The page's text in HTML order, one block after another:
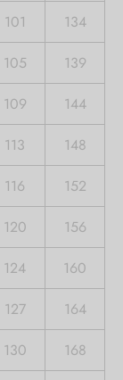
101
134
105
139
109
144
113
148
116
152
120
156
124
160
127
164
130
168